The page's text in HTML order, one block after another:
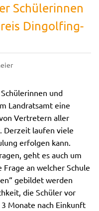
Schülerinnen
Dingolfing-
und
Landratsamt eine
Vertretern aller
Derzeit laufen viele
erfolgen kann.
geht es auch um
an welcher Schule
gebildet werden
die Schüler vor
Monate nach Einkunft